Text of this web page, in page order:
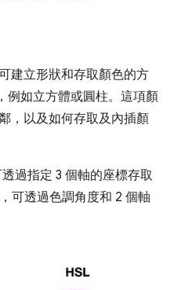
建立形狀和存取顏色的方
例如立方體或圓柱。這項顏
，以及如何存取及內插顏
過指定 3 個軸的座標存取
，可透過色調角度和 2 個軸